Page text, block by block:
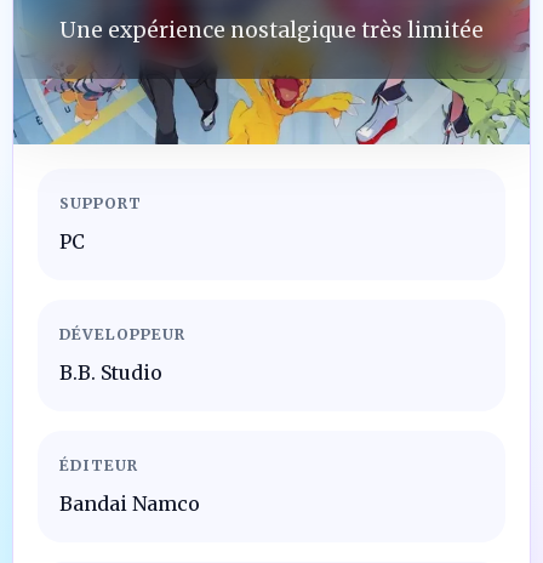
Une expérience nostalgique très limitée
SUPPORT
PC
DÉVELOPPEUR
B.B. Studio
ÉDITEUR
Bandai Namco